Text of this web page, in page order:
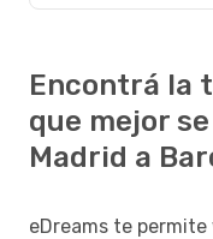
Encontrá la
que mejor
Madrid a
eDreams te